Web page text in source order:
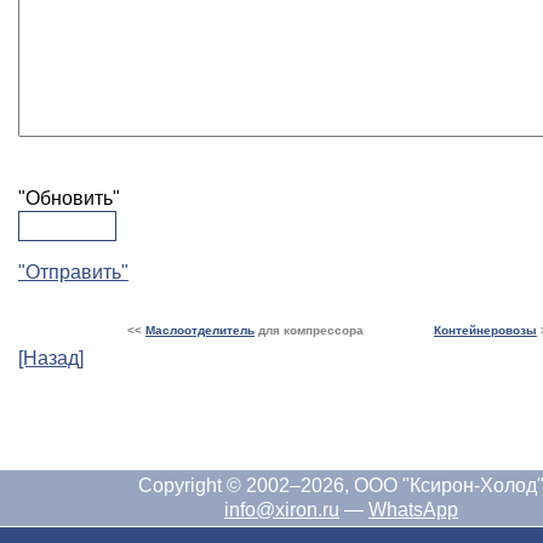
"Обновить"
"Отправить"
<< Маслоотделитель для компрессора Контейнеровозы
[Назад]
Copyright © 2002–2026, ООО "Ксирон-Холод"
info@xiron.ru — WhatsApp